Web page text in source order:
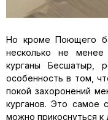
Но кроме Поющего
несколько не менее
курганы Бесшатыр,
особенность в том,
покой захоронений
курганов. Это самое
можно прикоснуться к